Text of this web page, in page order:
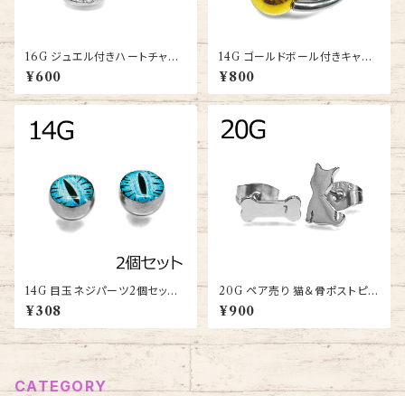
16G ジュエル付きハートチャー
ムバーベル(JA15898-16G-S
S)
¥600
14G ゴールドボール付きキャプ
ティブビーズリング(BC-ST001
-14G-SSGP)
¥800
14G 目玉ネジパーツ2個セット
(PJB-14G-SS-B)
¥308
20G ペア売り 猫＆骨ポストピア
ス(SCES917-20G-SS-BA)
¥900
CATEGORY